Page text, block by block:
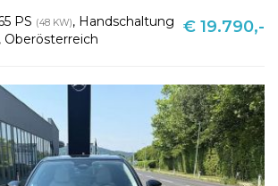
PS (48 KW), Handschaltung
, Oberösterreich
€ 19.790,-